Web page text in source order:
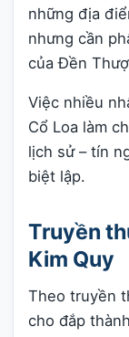
những địa
nhưng cần
của Đền
Việc nhiều
Cổ Loa làm
lịch sử – tín
biệt lập.
Truyền
Kim Quy
Theo truyền
cho đắp